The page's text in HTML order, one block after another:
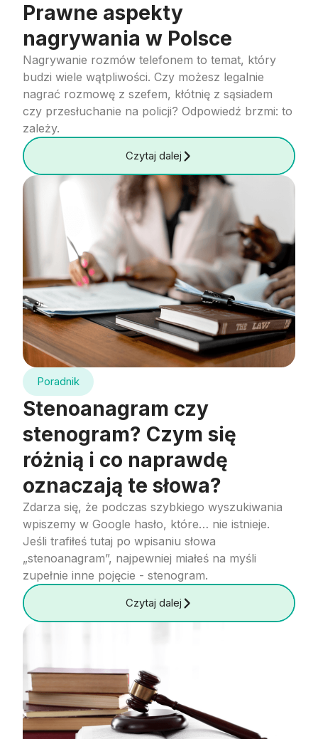
Prawne aspekty
nagrywania w Polsce
Nagrywanie rozmów telefonem to temat, który
budzi wiele wątpliwości. Czy możesz legalnie
nagrać rozmowę z szefem, kłótnię z sąsiadem
czy przesłuchanie na policji? Odpowiedź brzmi: to
zależy.
Czytaj dalej
Poradnik
Stenoanagram czy
stenogram? Czym się
różnią i co naprawdę
oznaczają te słowa?
Zdarza się, że podczas szybkiego wyszukiwania
wpiszemy w Google hasło, które… nie istnieje.
Jeśli trafiłeś tutaj po wpisaniu słowa
„stenoanagram”, najpewniej miałeś na myśli
zupełnie inne pojęcie - stenogram.
Czytaj dalej